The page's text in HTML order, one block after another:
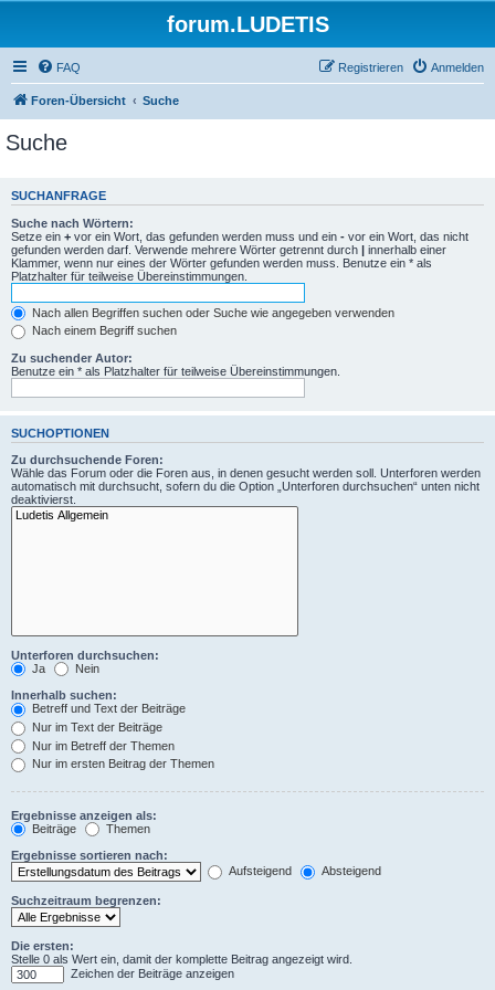
forum.LUDETIS
FAQ Anmelden
Registrieren
Foren-Übersicht Suche
Suche
SUCHANFRAGE
Suche nach Wörtern:
Setze ein + vor ein Wort, das gefunden werden muss und ein - vor ein Wort, das nicht
gefunden werden darf. Verwende mehrere Wörter getrennt durch | innerhalb einer
Klammer, wenn nur eines der Wörter gefunden werden muss. Benutze ein * als
Platzhalter für teilweise Übereinstimmungen.
Nach allen Begriffen suchen oder Suche wie angegeben verwenden
Nach einem Begriff suchen
Zu suchender Autor:
Benutze ein * als Platzhalter für teilweise Übereinstimmungen.
SUCHOPTIONEN
Zu durchsuchende Foren:
Wähle das Forum oder die Foren aus, in denen gesucht werden soll. Unterforen werden
automatisch mit durchsucht, sofern du die Option „Unterforen durchsuchen“ unten nicht
deaktivierst.
Unterforen durchsuchen:
Ja
Nein
Innerhalb suchen:
Betreff und Text der Beiträge
Nur im Text der Beiträge
Nur im Betreff der Themen
Nur im ersten Beitrag der Themen
Ergebnisse anzeigen als:
Beiträge
Themen
Ergebnisse sortieren nach:
Aufsteigend
Absteigend
Suchzeitraum begrenzen:
Die ersten:
Stelle 0 als Wert ein, damit der komplette Beitrag angezeigt wird.
Zeichen der Beiträge anzeigen